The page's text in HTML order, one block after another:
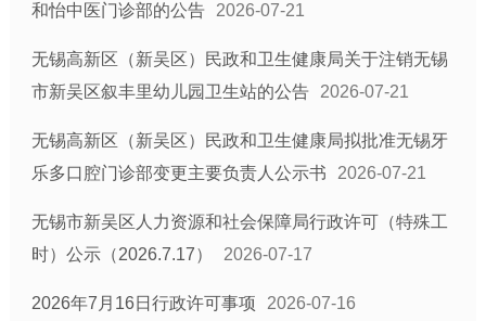
和怡中医门诊部的公告
2026-07-21
无锡高新区（新吴区）民政和卫生健康局关于注销无锡
市新吴区叙丰里幼儿园卫生站的公告
2026-07-21
无锡高新区（新吴区）民政和卫生健康局拟批准无锡牙
乐多口腔门诊部变更主要负责人公示书
2026-07-21
无锡市新吴区人力资源和社会保障局行政许可（特殊工
时）公示（2026.7.17）
2026-07-17
2026年7月16日行政许可事项 2026-07-16